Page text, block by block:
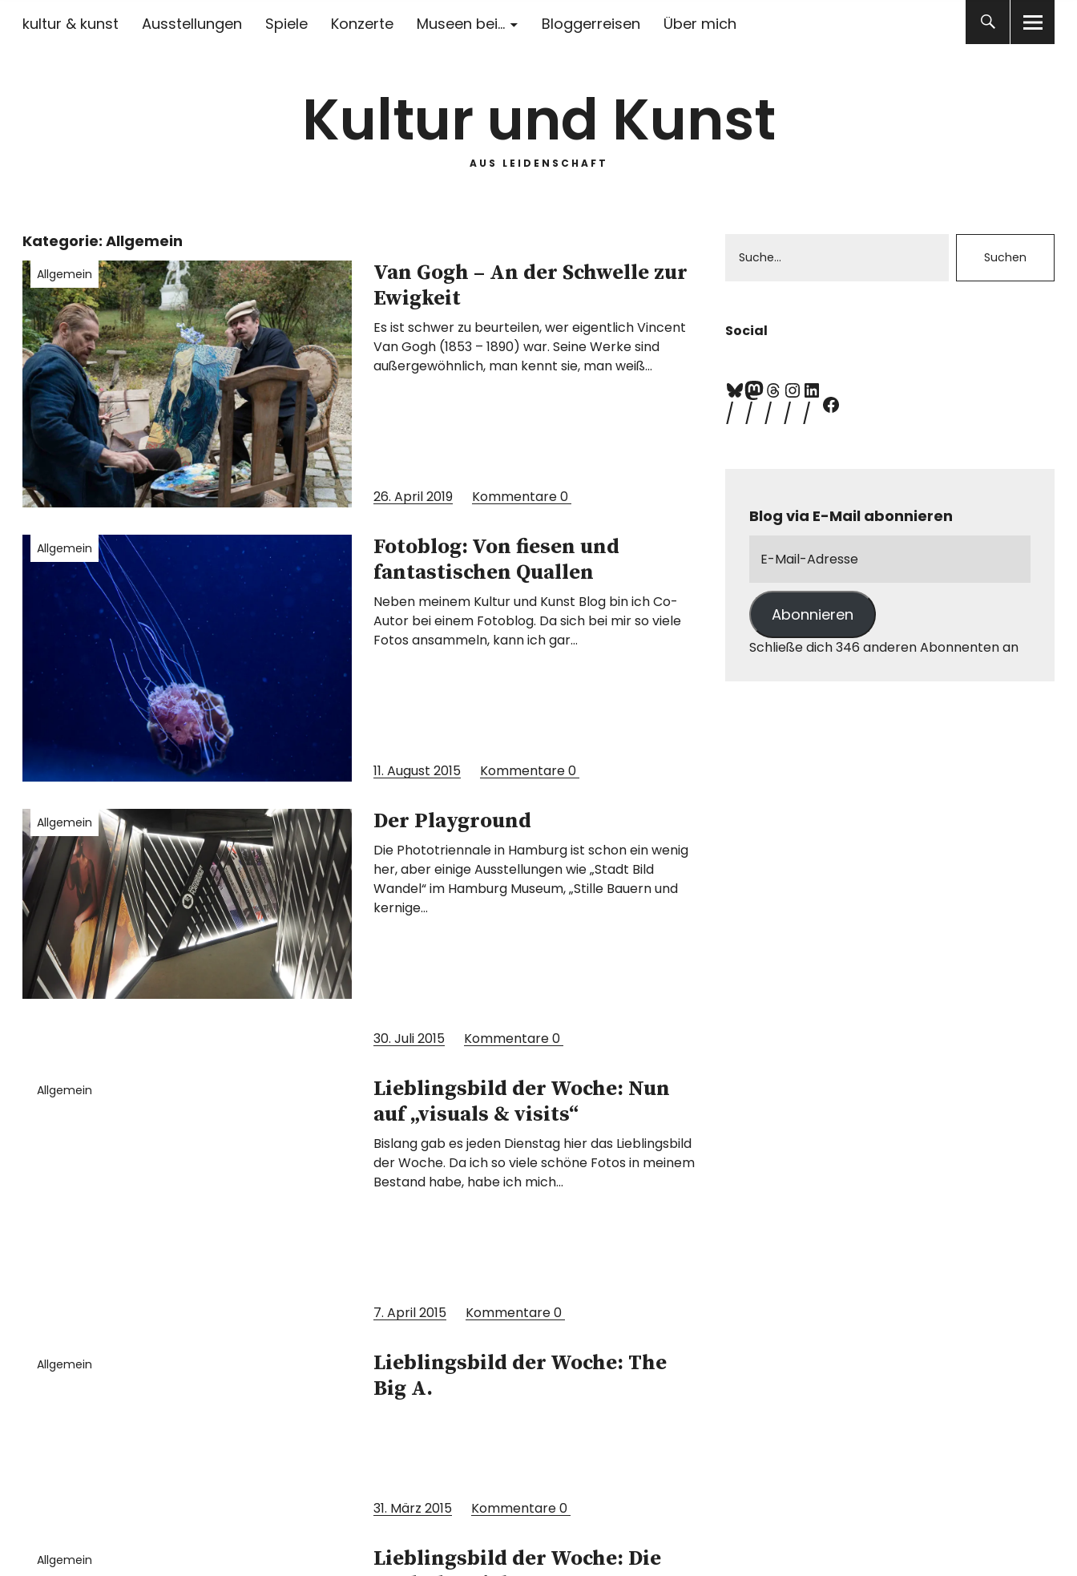
kultur & kunst Ausstellungen Spiele Konzerte Museen bei… Bloggerreisen Über mich
Kultur und Kunst
AUS LEIDENSCHAFT
Kategorie: Allgemein
Allgemein
Van Gogh – An der Schwelle zur
Ewigkeit
Es ist schwer zu beurteilen, wer eigentlich Vincent
Van Gogh (1853 – 1890) war. Seine Werke sind
außergewöhnlich, man kennt sie, man weiß…
26. April 2019 Kommentare0
Allgemein
Fotoblog: Von fiesen und
fantastischen Quallen
Neben meinem Kultur und Kunst Blog bin ich Co-
Autor bei einem Fotoblog. Da sich bei mir so viele
Fotos ansammeln, kann ich gar…
11. August 2015 Kommentare0
Allgemein Der Playground
Die Phototriennale in Hamburg ist schon ein wenig
her, aber einige Ausstellungen wie „Stadt Bild
Wandel“ im Hamburg Museum, „Stille Bauern und
kernige…
30. Juli 2015 Kommentare0
Allgemein
Lieblingsbild der Woche: Nun
auf „visuals & visits“
Bislang gab es jeden Dienstag hier das Lieblingsbild
der Woche. Da ich so viele schöne Fotos in meinem
Bestand habe, habe ich mich…
7. April 2015 Kommentare0
Allgemein
Lieblingsbild der Woche: The
Big A.
31. März 2015 Kommentare0
Allgemein
Lieblingsbild der Woche: Die
Social
Blog via E-Mail abonnieren
Abonnieren
Schließe dich 346 anderen Abonnenten an